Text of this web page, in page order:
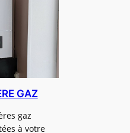
GAZ
gaz
à votre